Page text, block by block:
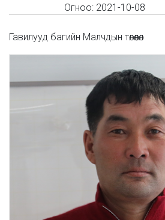
Огноо: 2021-10-08
Гавилууд багийн Малчдын төлөөлөл